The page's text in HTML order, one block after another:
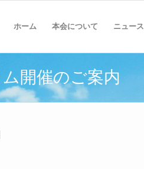
ホーム 本会について ニュース
開催のご案内